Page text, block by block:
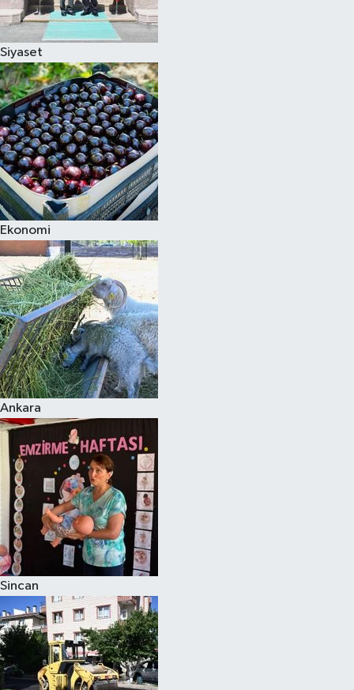
Siyaset
Ekonomi
Ankara
Sincan